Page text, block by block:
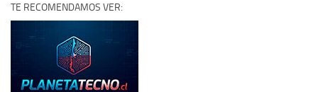
TE RECOMENDAMOS VER: